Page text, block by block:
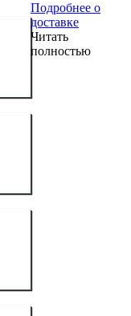
Подробнее о
доставке
Читать
полностью